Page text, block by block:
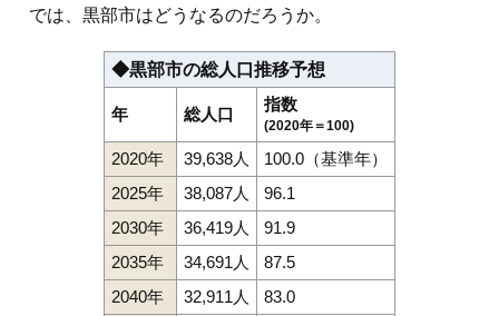
では、黒部市はどうなるのだろうか。
◆黒部市の総人口推移予想
年 総人口
指数
(2020年＝100)
2020年 39,638人
100.0（基準年）
2025年
38,087人
96.1
2030年
36,419人
91.9
2035年
34,691人
87.5
2040年
32,911人
83.0